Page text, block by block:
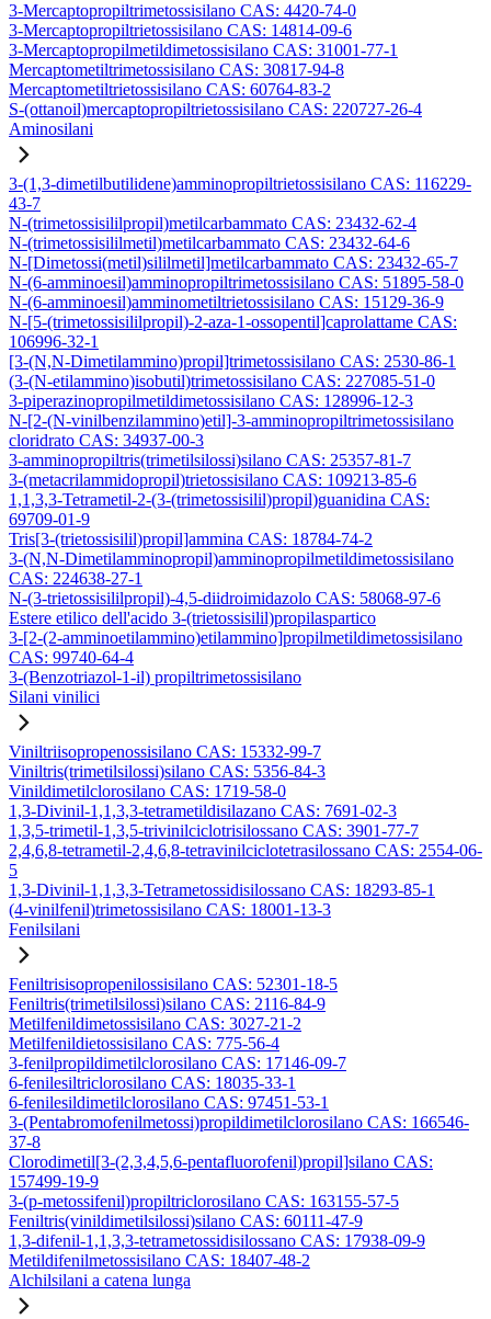
3-Mercaptopropiltrimetossisilano CAS: 4420-74-0
3-Mercaptopropiltrietossisilano CAS: 14814-09-6
3-Mercaptopropilmetildimetossisilano CAS: 31001-77-1
Mercaptometiltrimetossisilano CAS: 30817-94-8
Mercaptometiltrietossisilano CAS: 60764-83-2
S-(ottanoil)mercaptopropiltrietossisilano CAS: 220727-26-4
Aminosilani
3-(1,3-dimetilbutilidene)amminopropiltrietossisilano CAS: 116229-
43-7
N-(trimetossisililpropil)metilcarbammato CAS: 23432-62-4
N-(trimetossisililmetil)metilcarbammato CAS: 23432-64-6
N-[Dimetossi(metil)sililmetil]metilcarbammato CAS: 23432-65-7
N-(6-amminoesil)amminopropiltrimetossisilano CAS: 51895-58-0
N-(6-amminoesil)amminometiltrietossisilano CAS: 15129-36-9
N-[5-(trimetossisililpropil)-2-aza-1-ossopentil]caprolattame CAS:
106996-32-1
[3-(N,N-Dimetilammino)propil]trimetossisilano CAS: 2530-86-1
(3-(N-etilammino)isobutil)trimetossisilano CAS: 227085-51-0
3-piperazinopropilmetildimetossisilano CAS: 128996-12-3
N-[2-(N-vinilbenzilammino)etil]-3-amminopropiltrimetossisilano
cloridrato CAS: 34937-00-3
3-amminopropiltris(trimetilsilossi)silano CAS: 25357-81-7
3-(metacrilammidopropil)trietossisilano CAS: 109213-85-6
1,1,3,3-Tetrametil-2-(3-(trimetossisilil)propil)guanidina CAS:
69709-01-9
Tris[3-(trietossisilil)propil]ammina CAS: 18784-74-2
3-(N,N-Dimetilamminopropil)amminopropilmetildimetossisilano
CAS: 224638-27-1
N-(3-trietossisililpropil)-4,5-diidroimidazolo CAS: 58068-97-6
Estere etilico dell'acido 3-(trietossisilil)propilaspartico
3-[2-(2-amminoetilammino)etilammino]propilmetildimetossisilano
CAS: 99740-64-4
3-(Benzotriazol-1-il) propiltrimetossisilano
Silani vinilici
Viniltriisopropenossisilano CAS: 15332-99-7
Viniltris(trimetilsilossi)silano CAS: 5356-84-3
Vinildimetilclorosilano CAS: 1719-58-0
1,3-Divinil-1,1,3,3-tetrametildisilazano CAS: 7691-02-3
1,3,5-trimetil-1,3,5-trivinilciclotrisilossano CAS: 3901-77-7
2,4,6,8-tetrametil-2,4,6,8-tetravinilciclotetrasilossano CAS: 2554-06-
5
1,3-Divinil-1,1,3,3-Tetrametossidisilossano CAS: 18293-85-1
(4-vinilfenil)trimetossisilano CAS: 18001-13-3
Fenilsilani
Feniltrisisopropenilossisilano CAS: 52301-18-5
Feniltris(trimetilsilossi)silano CAS: 2116-84-9
Metilfenildimetossisilano CAS: 3027-21-2
Metilfenildietossisilano CAS: 775-56-4
3-fenilpropildimetilclorosilano CAS: 17146-09-7
6-fenilesiltriclorosilano CAS: 18035-33-1
6-fenilesildimetilclorosilano CAS: 97451-53-1
3-(Pentabromofenilmetossi)propildimetilclorosilano CAS: 166546-
37-8
Clorodimetil[3-(2,3,4,5,6-pentafluorofenil)propil]silano CAS:
157499-19-9
3-(p-metossifenil)propiltriclorosilano CAS: 163155-57-5
Feniltris(vinildimetilsilossi)silano CAS: 60111-47-9
1,3-difenil-1,1,3,3-tetrametossidisilossano CAS: 17938-09-9
Metildifenilmetossisilano CAS: 18407-48-2
Alchilsilani a catena lunga